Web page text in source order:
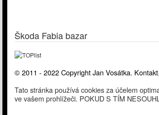
Škoda Fabia bazar
© 2011 - 2022 Copyright Jan Vosátka.
Tato stránka používá cookies za účelem
ve vašem prohlížeči. POKUD S TÍM